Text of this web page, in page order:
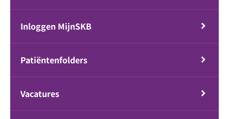
Inloggen MijnSKB
Patiëntenfolders
Vacatures